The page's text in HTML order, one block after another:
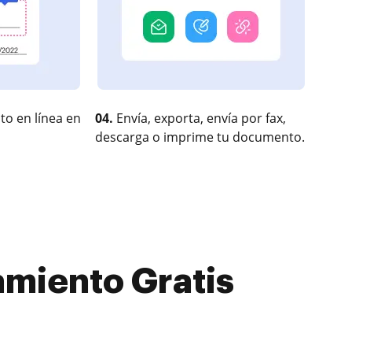
en línea en
04. Envía, exporta, envía por fax,
descarga o imprime tu documento.
Gratis